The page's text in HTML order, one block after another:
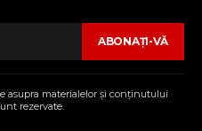
ABONAŢI-VĂ
asupra materialelor şi conţinutului
rezervate.